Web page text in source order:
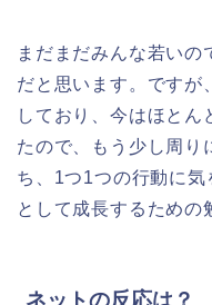
まだまだみんな若いの
だと思います。ですが
しており、今はほとん
たので、もう少し周り
ち、1つ1つの行動に
として成長するための